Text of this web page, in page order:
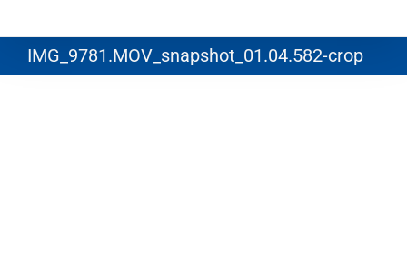
IMG_9781.MOV_snapshot_01.04.582-crop